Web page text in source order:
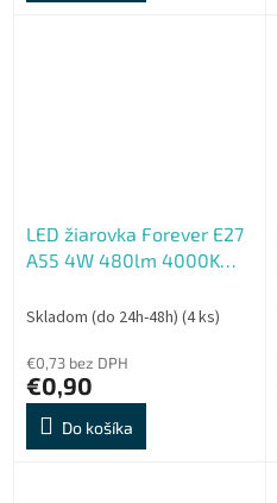
LED žiarovka Forever E27
A55 4W 480lm 4000K
trieda E
Skladom (do 24h-48h) (4 ks)
€0,73 bez DPH
€0,90
Do košíka